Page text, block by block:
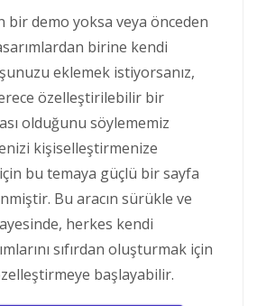
bir demo yoksa veya önceden
birine kendi
eklemek istiyorsanız,
özelleştirilebilir bir
olduğunu söylememiz
kişiselleştirmenize
bu temaya güçlü bir sayfa
Bu aracın sürükle ve
herkes kendi
sıfırdan oluşturmak için
başlayabilir.